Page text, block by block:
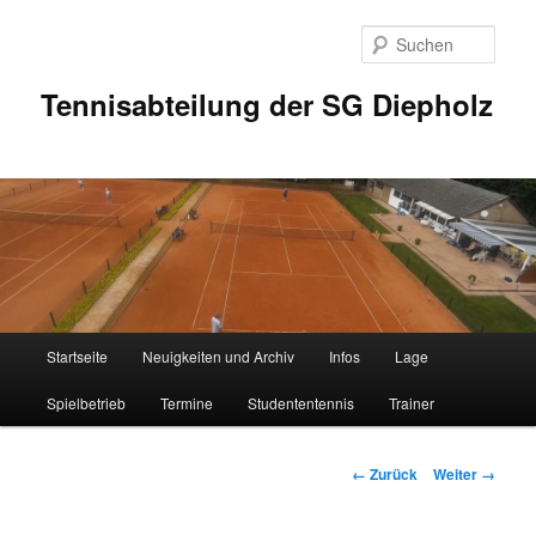
Tennisabteilung der SG Diepholz
Startseite Neuigkeiten und Archiv Infos Lage
Spielbetrieb Termine Studententennis Trainer
Bilder-
← Zurück Weiter →